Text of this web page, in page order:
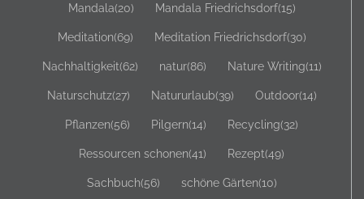
Mandala(20) Mandala Friedrichsdorf(15)
Meditation(69) Meditation Friedrichsdorf(30)
Nachhaltigkeit(62) natur(86) Nature Writing(11)
Naturschutz(27) Natururlaub(39) Outdoor(14)
Pflanzen(56) Pilgern(14) Recycling(32)
Ressourcen schonen(41) Rezept(49)
Sachbuch(56) schöne Gärten(10)